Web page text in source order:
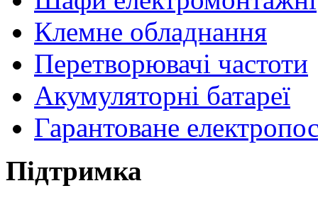
Клемне обладнання
Перетворювачі частоти
Акумуляторні батареї
Гарантоване
Підтримка